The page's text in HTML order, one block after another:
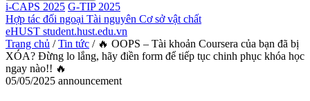
i-CAPS 2025 G-TIP 2025
Hợp tác đối ngoại Tài nguyên Cơ sở vật chất
eHUST student.hust.edu.vn
Trang chủ / Tin tức / 🔥 OOPS – Tài khoản Coursera của bạn đã bị
XÓA? Đừng lo lắng, hãy điền form để tiếp tục chinh phục khóa học
ngay nào!! 🔥
05/05/2025 announcement